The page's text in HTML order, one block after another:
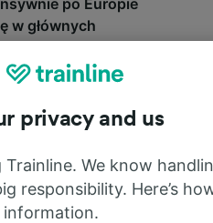
w głównych
i Niemiec. Sprawdź
tras sieci Thalys
privacy and us
We know
responsibility. Here’s